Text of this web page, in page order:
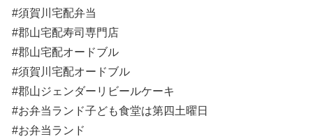
#須賀川宅配弁当
#郡山宅配寿司専門店
#郡山宅配オードブル
#須賀川宅配オードブル
#郡山ジェンダーリビールケーキ
#お弁当ランド子ども食堂は第四土曜日
#お弁当ランド